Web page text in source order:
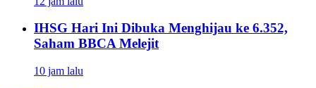
IHSG Hari Ini Dibuka Menghijau ke 6.352,
Saham BBCA Melejit
10 jam lalu